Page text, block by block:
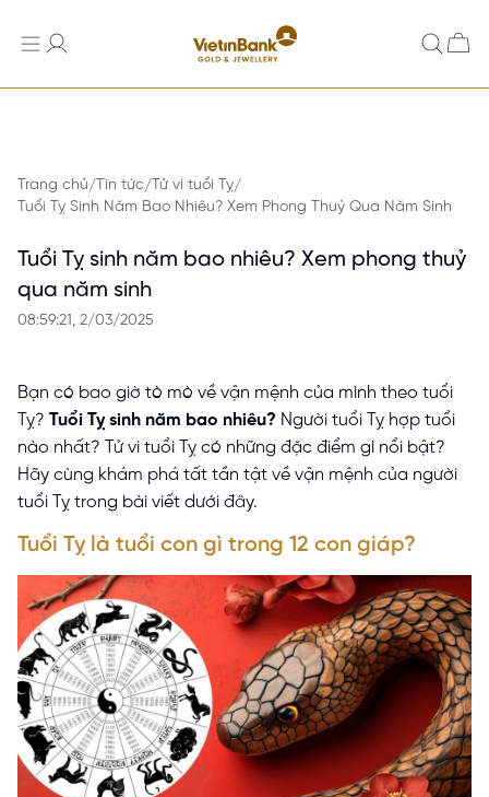
Trang chủ/ Tin tức/ Tử vi tuổi Tỵ/
Tuổi Tỵ Sinh Năm Bao Nhiêu? Xem Phong Thuỷ Qua Năm Sinh
Tuổi Tỵ sinh năm bao nhiêu? Xem phong thuỷ
qua năm sinh
08:59:21, 2/03/2025
Bạn có bao giờ tò mò về vận mệnh của mình theo tuổi
Tỵ? Tuổi Tỵ sinh năm bao nhiêu? Người tuổi Tỵ hợp tuổi
nào nhất? Tử vi tuổi Tỵ có những đặc điểm gì nổi bật?
Hãy cùng khám phá tất tần tật về vận mệnh của người
tuổi Tỵ trong bài viết dưới đây.
Tuổi Tỵ là tuổi con gì trong 12 con giáp?